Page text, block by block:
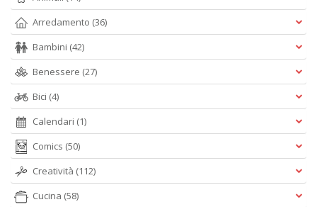
Arredamento (36)
Bambini (42)
Benessere (27)
Bici (4)
Calendari (1)
Comics (50)
Creatività (112)
Cucina (58)